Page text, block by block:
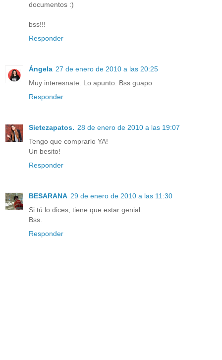
documentos :)
bss!!!
Responder
Ángela 27 de enero de 2010 a las 20:25
Muy interesnate. Lo apunto. Bss guapo
Responder
Sietezapatos. 28 de enero de 2010 a las 19:07
Tengo que comprarlo YA!
Un besito!
Responder
BESARANA 29 de enero de 2010 a las 11:30
Si tú lo dices, tiene que estar genial.
Bss.
Responder